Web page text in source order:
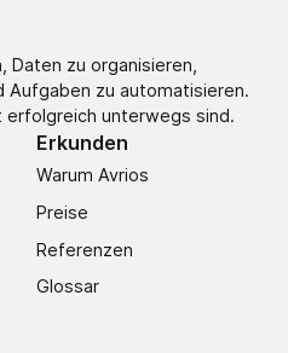
Daten zu organisieren,
Aufgaben zu automatisieren.
erfolgreich unterwegs sind.
Erkunden
Warum Avrios
Preise
Referenzen
Glossar